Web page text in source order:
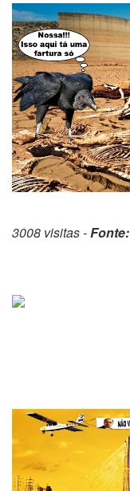
3008 visitas -Fonte: